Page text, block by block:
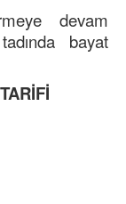
devam
bayat